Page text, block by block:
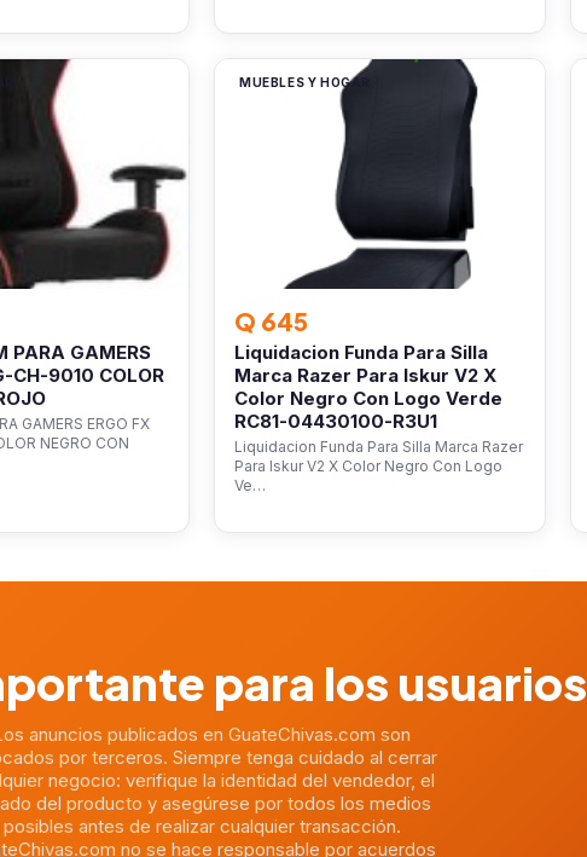
PARA GAMERS
CH-9010 COLOR
GAMERS ERGO FX
NEGRO CON
MUEBLES Y HOGAR
Q 645
Liquidacion Funda Para Silla
Marca Razer Para Iskur V2 X
Color Negro Con Logo Verde
RC81-04430100-R3U1
Liquidacion Funda Para Silla Marca Razer
Para Iskur V2 X Color Negro Con Logo
Ve…
para los usuarios
anuncios publicados en GuateChivas.com son
por terceros. Siempre tenga cuidado al cerrar
negocio: verifique la identidad del vendedor, el
del producto y asegúrese por todos los medios
posibles antes de realizar cualquier transacción.
no se hace responsable por acuerdos